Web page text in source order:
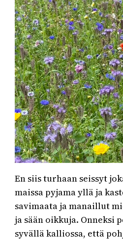
En siis turhaan seissyt
maissa pyjama yllä ja
savimaata ja manaillut
ja sään oikkuja. Onneksi
syvällä kalliossa, että